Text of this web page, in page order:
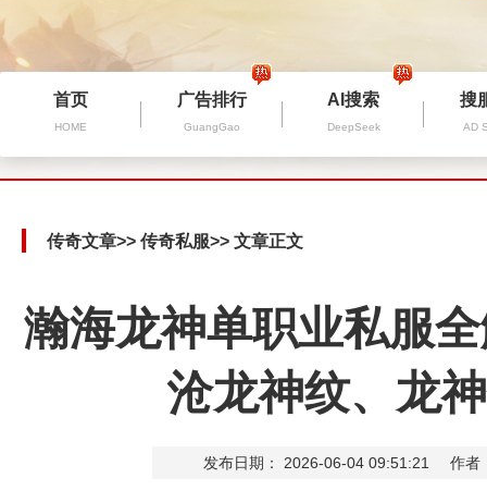
首页
HOME
广告排行
GuangGao
AI搜索
DeepSeek
搜
AD
传奇文章>> 传奇私服>> 文章正文
瀚海龙神单职业私服
沧龙神纹、龙
发布日期： 2026-06-04 09:51:21 作者